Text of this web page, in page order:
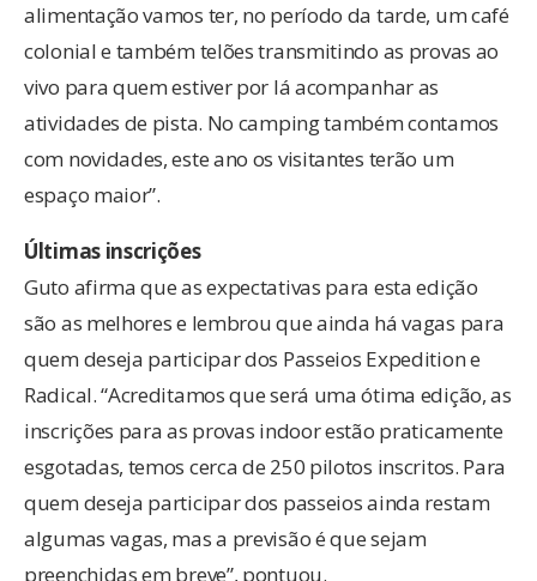
alimentação vamos ter, no período da tarde, um café
colonial e também telões transmitindo as provas ao
vivo para quem estiver por lá acompanhar as
atividades de pista. No camping também contamos
com novidades, este ano os visitantes terão um
espaço maior”.
Últimas inscrições
Guto afirma que as expectativas para esta edição
são as melhores e lembrou que ainda há vagas para
quem deseja participar dos Passeios Expedition e
Radical. “Acreditamos que será uma ótima edição, as
inscrições para as provas indoor estão praticamente
esgotadas, temos cerca de 250 pilotos inscritos. Para
quem deseja participar dos passeios ainda restam
algumas vagas, mas a previsão é que sejam
preenchidas em breve”, pontuou.